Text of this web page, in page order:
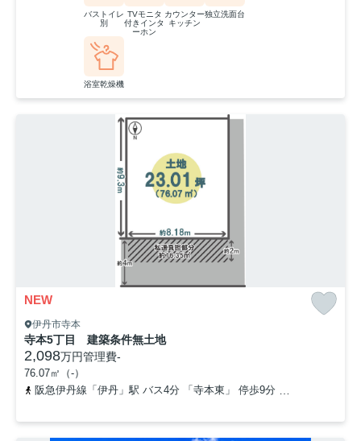
バストイレ
別
TVモニタ
付きインタ
ーホン
カウンター
キッチン
独立洗面台
浴室乾燥機
NEW
伊丹市寺本
寺本5丁目 建築条件無土地
2,098万円管理費-
76.07㎡（-）
阪急伊丹線「伊丹」駅 バス4分 「寺本東」 停歩9分